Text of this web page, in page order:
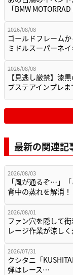
「BMW
2026/08/08
ゴールドフレーム
ミドルスーパーネ
2026/08/08
【見逃し厳禁】漆
ブステアインプレ
最新の関連記
2026/08/03
「風が通るぞ…」
背中の蒸れを解消
2026/08/01
ファン穴を隠して
レージ作業が涼し
2026/07/31
クシタニ「
弾はレース…